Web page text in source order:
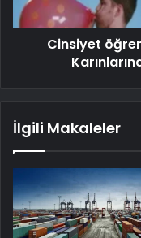
Cinsiyet
İlgili Makaleler